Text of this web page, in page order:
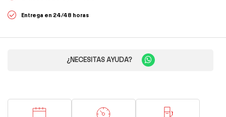
Entrega en 24/48 horas
¿NECESITAS AYUDA?